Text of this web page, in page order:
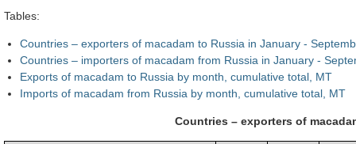
Tables:
Countries – exporters of macadam to Russia in January -
Countries – importers of macadam from Russia in January -
Exports of macadam to Russia by month, cumulative total, MT
Imports of macadam from Russia by month, cumulative total, MT
Countries – exporters of